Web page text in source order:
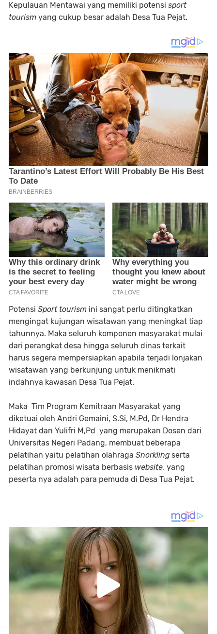
Kepulauan Mentawai yang memiliki potensi sport
tourism yang cukup besar adalah Desa Tua Pejat.
Potensi Sport tourism ini sangat perlu ditingkatkan
mengingat kujungan wisatawan yang meningkat tiap
tahunnya. Maka seluruh komponen masyarakat mulai
dari perangkat desa hingga seluruh dinas terkait
harus segera mempersiapkan apabila terjadi lonjakan
wisatawan yang berkunjung untuk menikmati
indahnya kawasan Desa Tua Pejat.
Maka Tim Program Kemitraan Masyarakat yang
diketuai oleh Andri Gemaini, S.Si, M.Pd, Dr Hendra
Hidayat dan Yulifri M,Pd yang merupakan Dosen dari
Universitas Negeri Padang, membuat beberapa
pelatihan yaitu pelatihan olahraga Snorkling serta
pelatihan promosi wisata berbasis website, yang
peserta nya adalah para pemuda di Desa Tua Pejat.